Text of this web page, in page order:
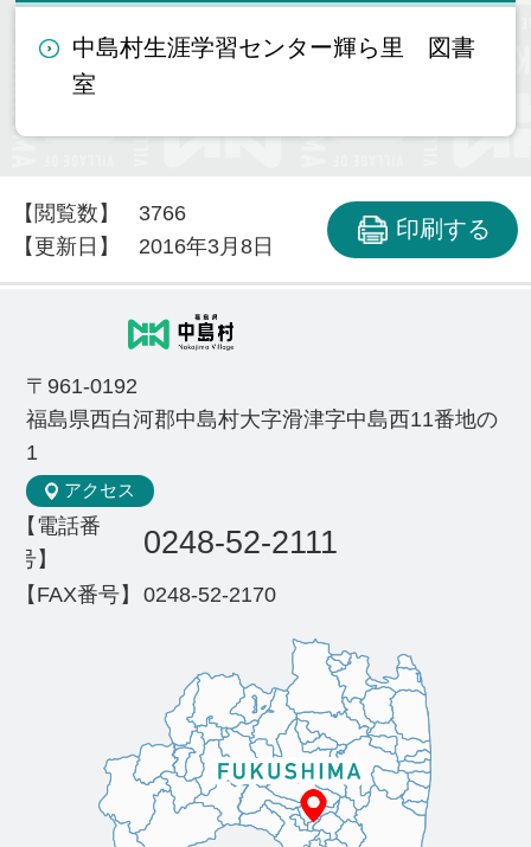
中島村生涯学習センター輝ら里 図書
室
【閲覧数】
3766
【更新日】
2016年3月8日
印刷する
〒961-0192
福島県西白河郡中島村大字滑津字中島西11番地の
1
アクセス
【電話番
号】
0248-52-2111
【FAX番号】 0248-52-2170